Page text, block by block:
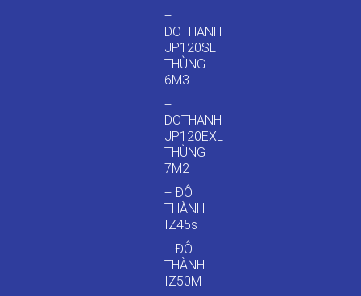
+
DOTHANH
JP120SL
THÙNG
6M3
+
DOTHANH
JP120EXL
THÙNG
7M2
+ ĐÔ
THÀNH
IZ45s
+ ĐÔ
THÀNH
IZ50M